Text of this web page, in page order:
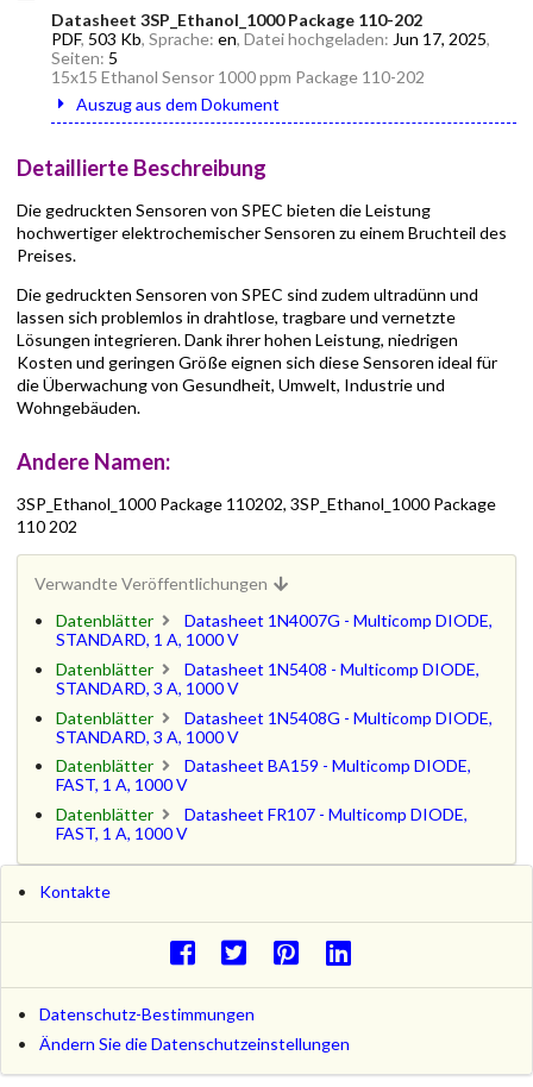
Datasheet 3SP_Ethanol_1000 Package 110-202
PDF, 503 Kb, Sprache: en, Datei hochgeladen: Jun 17, 2025,
Seiten: 5
15x15 Ethanol Sensor 1000 ppm Package 110-202
Auszug aus dem Dokument
Detaillierte Beschreibung
Die gedruckten Sensoren von SPEC bieten die Leistung
hochwertiger elektrochemischer Sensoren zu einem Bruchteil des
Preises.
Die gedruckten Sensoren von SPEC sind zudem ultradünn und
lassen sich problemlos in drahtlose, tragbare und vernetzte
Lösungen integrieren. Dank ihrer hohen Leistung, niedrigen
Kosten und geringen Größe eignen sich diese Sensoren ideal für
die Überwachung von Gesundheit, Umwelt, Industrie und
Wohngebäuden.
Andere Namen:
3SP_Ethanol_1000 Package 110202, 3SP_Ethanol_1000 Package
110 202
Verwandte Veröffentlichungen
Datenblätter
Datasheet 1N4007G - Multicomp DIODE,
STANDARD, 1 A, 1000 V
Datenblätter
Datasheet 1N5408 - Multicomp DIODE,
STANDARD, 3 A, 1000 V
Datenblätter
Datasheet 1N5408G - Multicomp DIODE,
STANDARD, 3 A, 1000 V
Datenblätter
Datasheet BA159 - Multicomp DIODE,
FAST, 1 A, 1000 V
Datenblätter
Datasheet FR107 - Multicomp DIODE,
FAST, 1 A, 1000 V
Kontakte
Datenschutz-Bestimmungen
Ändern Sie die Datenschutzeinstellungen